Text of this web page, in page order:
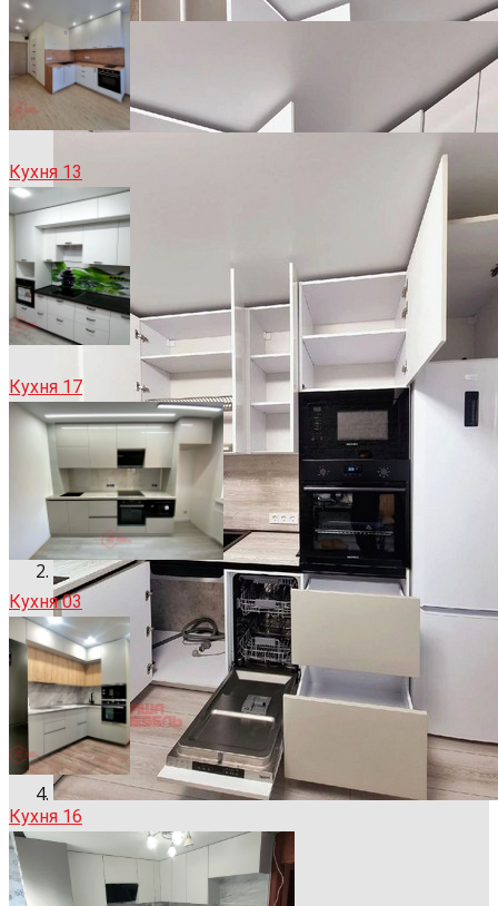
Кухня 13
Кухня 17
Кухня 03
Кухня 16